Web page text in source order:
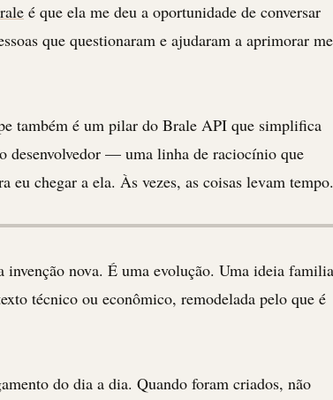
é que ela me deu a oportunidade de conversar
que questionaram e ajudaram a aprimorar
também é um pilar do Brale API que simplifica
desenvolvedor — uma linha de raciocínio que
eu chegar a ela. Às vezes, as coisas levam tempo.
invenção nova. É uma evolução. Uma ideia
técnico ou econômico, remodelada pelo que é
do dia a dia. Quando foram criados, não